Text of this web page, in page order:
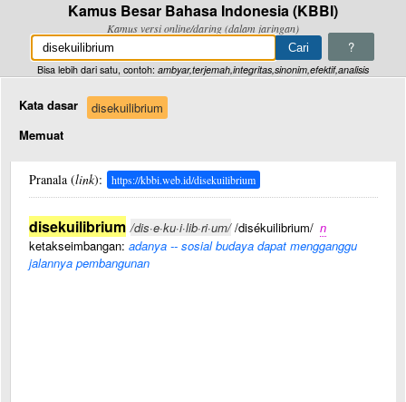
Kamus Besar Bahasa Indonesia (KBBI)
Kamus versi online/daring (dalam jaringan)
?
Bisa lebih dari satu, contoh: ambyar,terjemah,integritas,sinonim,efektif,analisis
Kata dasar
disekuilibrium
Memuat
Pranala (link): https://kbbi.web.id/disekuilibrium
disekuilibrium /dis·e·ku·i·lib·ri·um//disékuilibrium/ n
ketakseimbangan: adanya -- sosial budaya dapat mengganggu
jalannya pembangunan